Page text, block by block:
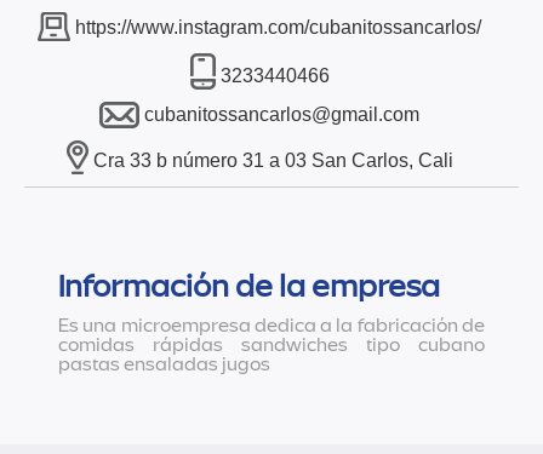
https://www.instagram.com/cubanitossancarlos/
3233440466
cubanitossancarlos@gmail.com
Cra 33 b número 31 a 03 San Carlos, Cali
Información de la empresa
Es una microempresa dedica a la fabricación de
comidas rápidas sandwiches tipo cubano
pastas ensaladas jugos